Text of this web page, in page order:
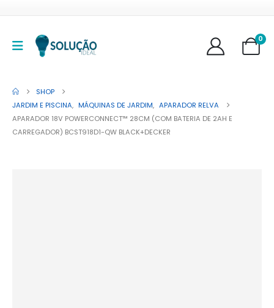
0
SHOP
JARDIM E PISCINA, MÁQUINAS DE JARDIM, APARADOR RELVA
APARADOR 18V POWERCONNECT™ 28CM (COM BATERIA DE 2AH E
CARREGADOR) BCST918D1-QW BLACK+DECKER